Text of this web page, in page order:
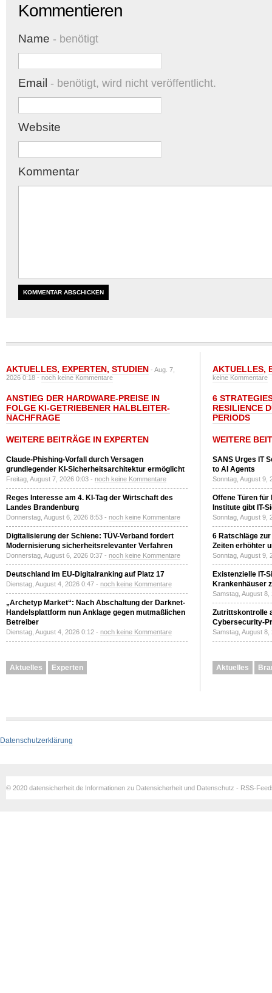
Kommentieren
Name - benötigt
Email - benötigt, wird nicht veröffentlicht.
Website
Kommentar
AKTUELLES, EXPERTEN, STUDIEN - Aug. 7,
2026 0:18 -noch keine Kommentare
ANSTIEG DER HARDWARE-PREISE IN
FOLGE KI-GETRIEBENER HALBLEITER-
NACHFRAGE
WEITERE BEITRÄGE IN EXPERTEN
Claude-Phishing-Vorfall durch Versagen
grundlegender KI-Sicherheitsarchitektur ermöglicht
Freitag, August 7, 2026 0:03 - noch keine Kommentare
Reges Interesse am 4. KI-Tag der Wirtschaft des
Landes Brandenburg
Donnerstag, August 6, 2026 8:53 - noch keine Kommentare
Digitalisierung der Schiene: TÜV-Verband fordert
Modernisierung sicherheitsrelevanter Verfahren
Donnerstag, August 6, 2026 0:37 - noch keine Kommentare
Deutschland im EU-Digitalranking auf Platz 17
Dienstag, August 4, 2026 0:47 - noch keine Kommentare
„Archetyp Market“: Nach Abschaltung der Darknet-
Handelsplattform nun Anklage gegen mutmaßlichen
Betreiber
Dienstag, August 4, 2026 0:12 - noch keine Kommentare
Aktuelles Experten
AKTUELLES,
keine Kommentare
6
RESILIENCE
PERIODS
WEITERE
SANS Urges IT
to AI Agents
Sonntag, August 9,
Offene Türen für
Institute gibt IT-
Sonntag, August 9,
6 Ratschläge
Zeiten erhöhter
Sonntag, August 9,
Existenzielle IT-
Krankenhäuser
Samstag, August
Zutrittskontrolle
Cybersecurity-
Samstag, August
Aktuelles
Datenschutzerklärung
© 2020 datensicherheit.de Informationen zu Datensicherheit und Datenschutz - RSS-